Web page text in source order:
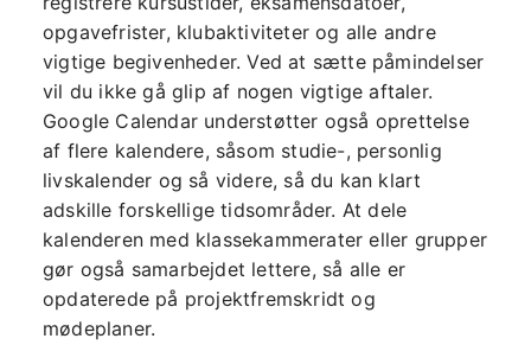
opgavefrister, klubaktiviteter og alle andre
vigtige begivenheder. Ved at sætte påmindelser
vil du ikke gå glip af nogen vigtige aftaler.
Google Calendar understøtter også oprettelse
af flere kalendere, såsom studie-, personlig
livskalender og så videre, så du kan klart
adskille forskellige tidsområder. At dele
kalenderen med klassekammerater eller grupper
gør også samarbejdet lettere, så alle er
opdaterede på projektfremskridt og
mødeplaner.